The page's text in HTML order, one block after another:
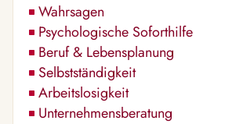
Wahrsagen
Psychologische Soforthilfe
Beruf & Lebensplanung
Selbstständigkeit
Arbeitslosigkeit
Unternehmensberatung